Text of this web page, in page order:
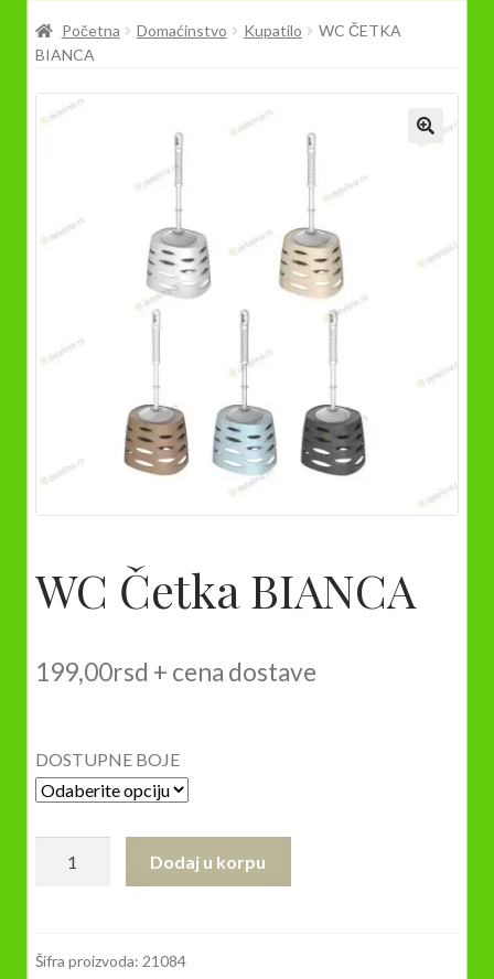
Prodavnica
Početna Domaćinstvo Kupatilo
WC ČETKA
BIANCA
WC Četka BIANCA
199,00rsd + cena dostave
DOSTUPNE BOJE
Dodaj u korpu
Šifra proizvoda: 21084